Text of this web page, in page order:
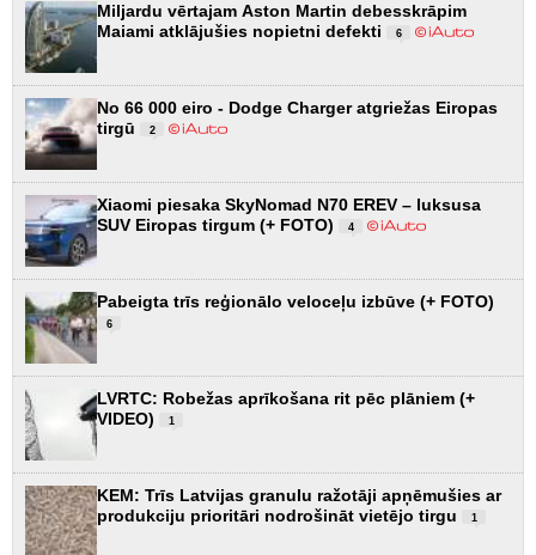
Miljardu vērtajam Aston Martin debesskrāpim
Maiami atklājušies nopietni defekti
6
No 66 000 eiro - Dodge Charger atgriežas Eiropas
tirgū
2
Xiaomi piesaka SkyNomad N70 EREV – luksusa
SUV Eiropas tirgum (+ FOTO)
4
Pabeigta trīs reģionālo veloceļu izbūve (+ FOTO)
6
LVRTC: Robežas aprīkošana rit pēc plāniem (+
VIDEO)
1
KEM: Trīs Latvijas granulu ražotāji apņēmušies ar
produkciju prioritāri nodrošināt vietējo tirgu
1